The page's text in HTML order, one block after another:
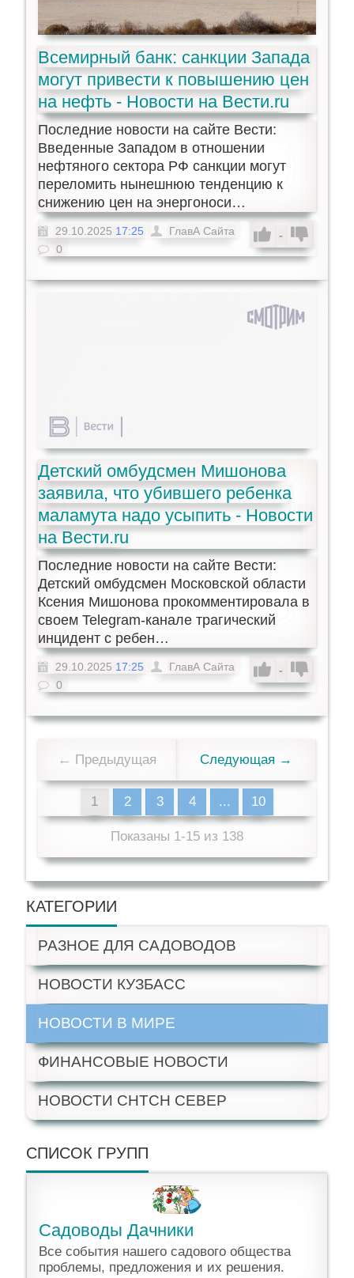
Всемирный банк: санкции Запада
могут привести к повышению цен
на нефть - Новости на Вести.ru
Последние новости на сайте Вести:
Введенные Западом в отношении
нефтяного сектора РФ санкции могут
переломить нынешнюю тенденцию к
снижению цен на энергоноси…
-
29.10.2025 17:25
ГлавА Сайта
0
Детский омбудсмен Мишонова
заявила, что убившего ребенка
маламута надо усыпить - Новости
на Вести.ru
Последние новости на сайте Вести:
Детский омбудсмен Московской области
Ксения Мишонова прокомментировала в
своем Telegram-канале трагический
инцидент с ребен…
-
29.10.2025 17:25
ГлавА Сайта
0
← Предыдущая Следующая →
1 2 3 4 ... 10
Показаны 1-15 из 138
КАТЕГОРИИ
РАЗНОЕ ДЛЯ САДОВОДОВ
НОВОСТИ КУЗБАСС
НОВОСТИ В МИРЕ
ФИНАНСОВЫЕ НОВОСТИ
НОВОСТИ СНТСН СЕВЕР
СПИСОК ГРУПП
Садоводы Дачники
Все события нашего садового общества
проблемы, предложения и их решения.